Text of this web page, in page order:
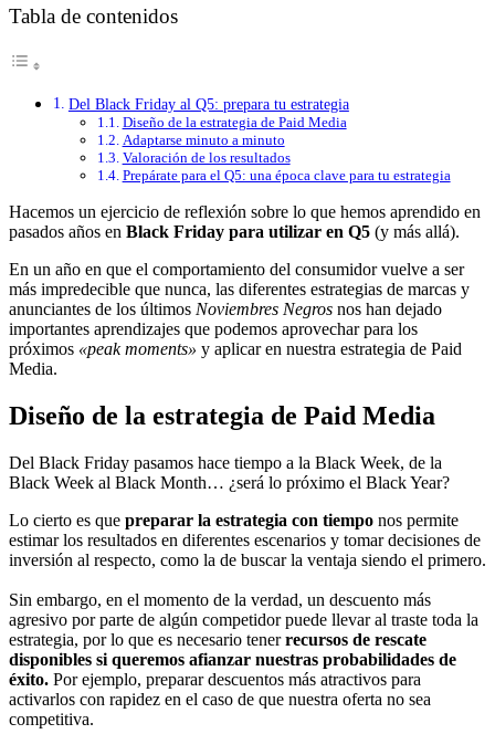
Tabla de contenidos
Del Black Friday al Q5: prepara tu estrategia
Diseño de la estrategia de Paid Media
Adaptarse minuto a minuto
Valoración de los resultados
Prepárate para el Q5: una época clave para tu estrategia
Hacemos un ejercicio de reflexión sobre lo que hemos aprendido en
pasados años en Black Friday para utilizar en Q5 (y más allá).
En un año en que el comportamiento del consumidor vuelve a ser
más impredecible que nunca, las diferentes estrategias de marcas y
anunciantes de los últimos Noviembres Negros nos han dejado
importantes aprendizajes que podemos aprovechar para los
próximos «peak moments» y aplicar en nuestra estrategia de Paid
Media.
Diseño de la estrategia de Paid Media
Del Black Friday pasamos hace tiempo a la Black Week, de la
Black Week al Black Month… ¿será lo próximo el Black Year?
Lo cierto es que preparar la estrategia con tiempo nos permite
estimar los resultados en diferentes escenarios y tomar decisiones de
inversión al respecto, como la de buscar la ventaja siendo el primero.
Sin embargo, en el momento de la verdad, un descuento más
agresivo por parte de algún competidor puede llevar al traste toda la
estrategia, por lo que es necesario tenerrecursos de rescate
disponibles si queremos afianzar nuestras probabilidades de
éxito. Por ejemplo, preparar descuentos más atractivos para
activarlos con rapidez en el caso de que nuestra oferta no sea
competitiva.